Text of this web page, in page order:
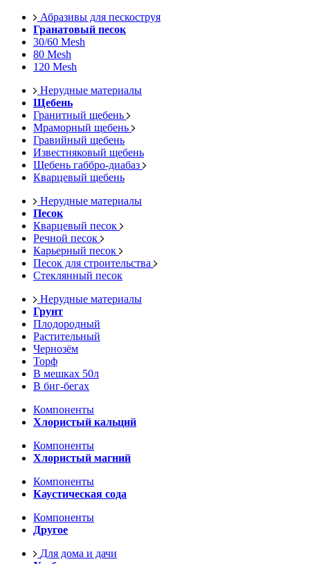
Абразивы для пескоструя
Гранатовый песок
30/60 Mesh
80 Mesh
120 Mesh
Нерудные материалы
Щебень
Гранитный щебень
Мраморный щебень
Гравийный щебень
Известняковый щебень
Щебень габбро-диабаз
Кварцевый щебень
Нерудные материалы
Песок
Кварцевый песок
Речной песок
Карьерный песок
Песок для строительства
Стеклянный песок
Нерудные материалы
Грунт
Плодородный
Растительный
Чернозём
Торф
В мешках 50л
В биг-бегах
Компоненты
Хлористый кальций
Компоненты
Хлористый магний
Компоненты
Каустическая сода
Компоненты
Другое
Для дома и дачи